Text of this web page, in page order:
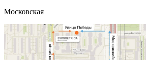
Московская